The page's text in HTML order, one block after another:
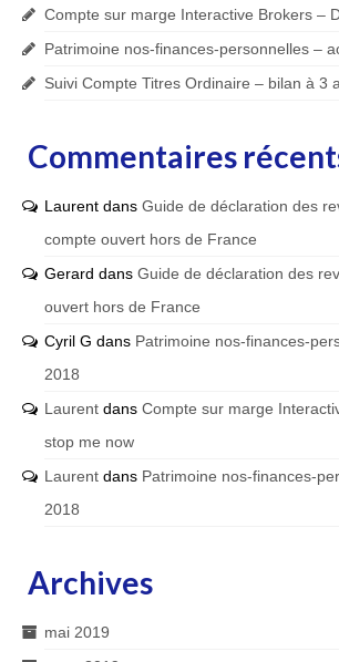
Compte sur marge Interactive Brokers –
Patrimoine nos-finances-personnelles –
Suivi Compte Titres Ordinaire – bilan à 3
Commentaires
Laurent dans Guide de déclaration des
compte ouvert hors de France
Gerard dans Guide de déclaration des
ouvert hors de France
Cyril G dans Patrimoine nos-finances-
2018
Laurent dans Compte sur marge
stop me now
Laurent dans Patrimoine nos-finances-
2018
Archives
mai 2019